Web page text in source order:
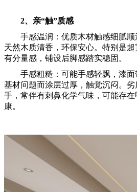
2、亲“触”质感
手感温润：优质木材触感细腻
天然木质清香，环保安心。特别是
有分量感，铺设后脚感踏实稳固。
手感粗糙：可能手感轻飘，漆
基材问题而涂层过厚，触觉沉闷。
手，常伴有刺鼻化学气味，可能存
康。